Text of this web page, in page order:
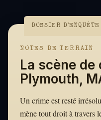
DOSSIER
NOTES DE TERRAIN
La scène de
Plymouth,
Un crime est resté
mène tout droit à travers